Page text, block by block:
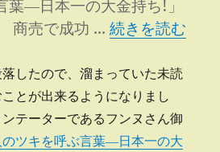
に
葉―日本一の大金持ち!」
商売で成功 …“日本一の金持
続きを読む
したので、溜まっていた未読
とが出来るようになりまし
テーターであるフンヌさん御
のツキを呼ぶ言葉―日本一の大